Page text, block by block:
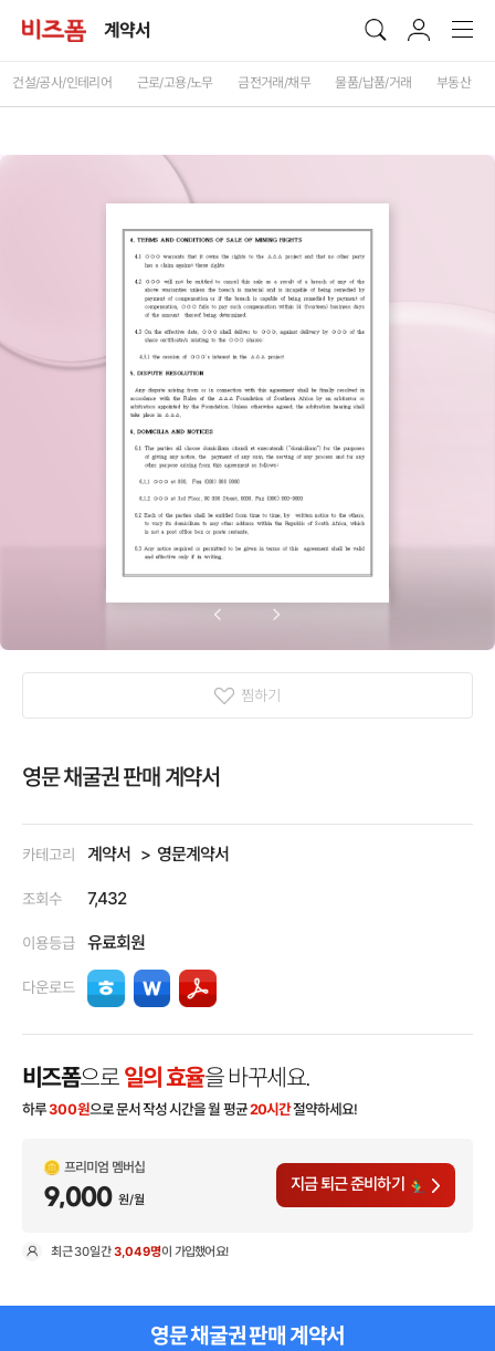
계약서
건설/공사/인테리어 근로/고용/노무 금전거래/채무 물품/납품/거래 부동산
찜하기
영문 채굴권 판매 계약서
카테고리 계약서 영문계약서
조회수 7,432
이용등급 유료회원
다운로드
비즈폼으로 일의 효율을 바꾸세요.
하루300원으로 문서 작성 시간을 월 평균20시간절약하세요!
프리미엄 멤버십
9,000 원/월
지금 퇴근 준비하기
최근30일간3,049명이 가입했어요!
영문 채굴권 판매 계약서